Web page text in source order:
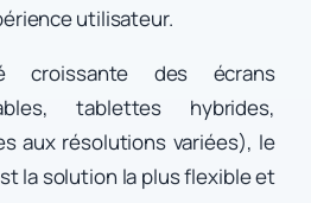
utilisateur.
croissante des écrans
tablettes hybrides,
aux résolutions variées), le
la solution la plus flexible et